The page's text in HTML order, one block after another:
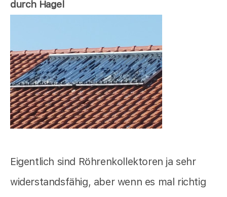
durch Hagel
Eigentlich sind Röhrenkollektoren ja sehr
widerstandsfähig, aber wenn es mal richtig